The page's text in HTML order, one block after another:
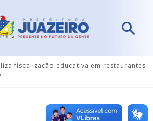
fiscalização educativa em restaurantes